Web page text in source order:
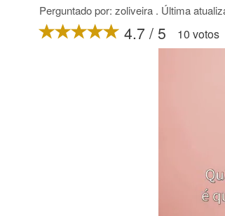
Perguntado por: zoliveira . Última
4.7 / 5 10 votos